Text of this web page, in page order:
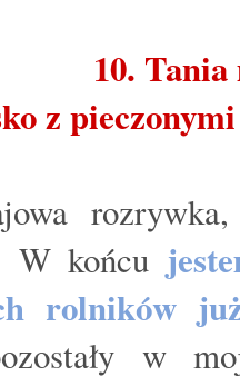
10.
z
W końcu
rolników
w